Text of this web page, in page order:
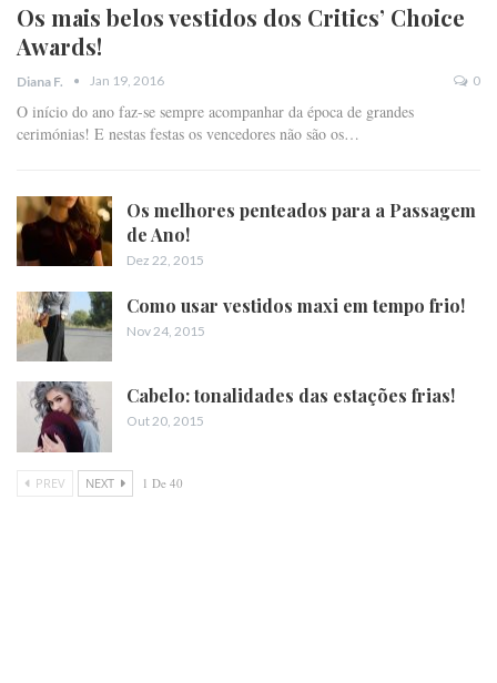
Os mais belos vestidos dos Critics’ Choice
Awards!
Diana F. Jan 19, 2016 0
O início do ano faz-se sempre acompanhar da época de grandes
cerimónias! E nestas festas os vencedores não são os…
Os melhores penteados para a Passagem
de Ano!
Dez 22, 2015
Como usar vestidos maxi em tempo frio!
Nov 24, 2015
Cabelo: tonalidades das estações frias!
Out 20, 2015
PREV NEXT 1 De 40